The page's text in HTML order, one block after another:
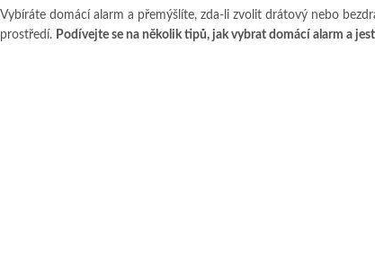
Vybíráte domácí alarm a přemýšlíte, zda-li zvolit drátový nebo
prostředí. Podívejte se na několik tipů, jak vybrat domácí alarm a